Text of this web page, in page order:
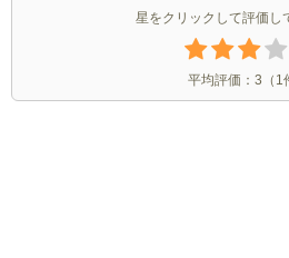
星をクリックして評価し
平均評価： 3 （ 1